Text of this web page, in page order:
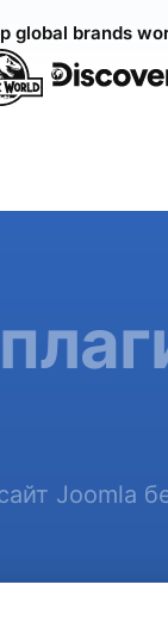
global brands
Joomla